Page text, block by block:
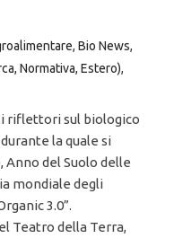
, Bio News,
Normativa, Estero),
riflettori sul biologico
la quale si
del Suolo delle
mondiale degli
3.0”.
Teatro della Terra,